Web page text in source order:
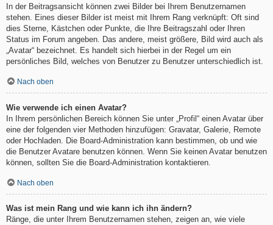
In der Beitragsansicht können zwei Bilder bei Ihrem Benutzernamen
stehen. Eines dieser Bilder ist meist mit Ihrem Rang verknüpft: Oft sind
dies Sterne, Kästchen oder Punkte, die Ihre Beitragszahl oder Ihren
Status im Forum angeben. Das andere, meist größere, Bild wird auch als
„Avatar“ bezeichnet. Es handelt sich hierbei in der Regel um ein
persönliches Bild, welches von Benutzer zu Benutzer unterschiedlich ist.
Nach oben
Wie verwende ich einen Avatar?
In Ihrem persönlichen Bereich können Sie unter „Profil“ einen Avatar über
eine der folgenden vier Methoden hinzufügen: Gravatar, Galerie, Remote
oder Hochladen. Die Board-Administration kann bestimmen, ob und wie
die Benutzer Avatare benutzen können. Wenn Sie keinen Avatar benutzen
können, sollten Sie die Board-Administration kontaktieren.
Nach oben
Was ist mein Rang und wie kann ich ihn ändern?
Ränge, die unter Ihrem Benutzernamen stehen, zeigen an, wie viele